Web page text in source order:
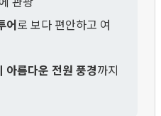
어로 보다 편안하고 여
아름다운 전원 풍경까지